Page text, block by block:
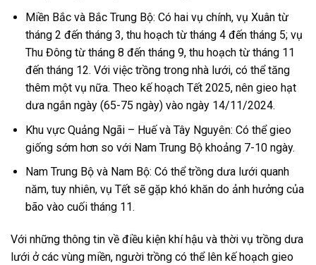
Miền Bắc và Bắc Trung Bộ: Có hai vụ chính, vụ Xuân từ
tháng 2 đến tháng 3, thu hoạch từ tháng 4 đến tháng 5; vụ
Thu Đông từ tháng 8 đến tháng 9, thu hoạch từ tháng 11
đến tháng 12. Với việc trồng trong nhà lưới, có thể tăng
thêm một vụ nữa. Theo kế hoạch Tết 2025, nên gieo hạt
dưa ngắn ngày (65-75 ngày) vào ngày 14/11/2024.
Khu vực Quảng Ngãi – Huế và Tây Nguyên: Có thể gieo
giống sớm hơn so với Nam Trung Bộ khoảng 7-10 ngày.
Nam Trung Bộ và Nam Bộ: Có thể trồng dưa lưới quanh
năm, tuy nhiên, vụ Tết sẽ gặp khó khăn do ảnh hưởng của
bão vào cuối tháng 11.
Với những thông tin về điều kiện khí hậu và thời vụ trồng dưa
lưới ở các vùng miền, người trồng có thể lên kế hoạch gieo